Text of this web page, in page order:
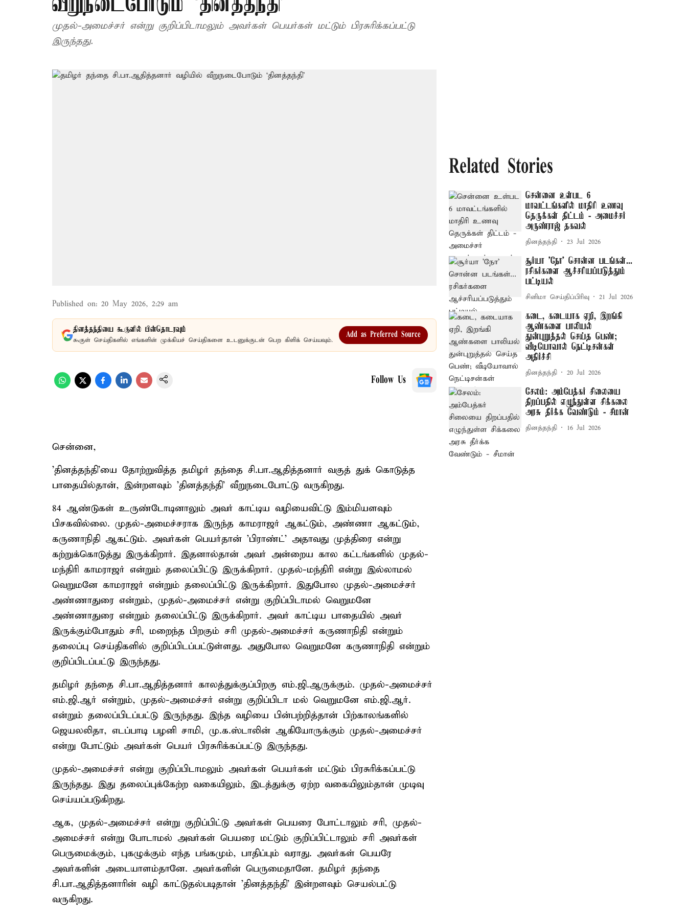
முதல்-அமைச்சர் என்று குறிப்பிடாமலும் அவர்கள் பெயர்கள் மட்டும் பிரசுரிக்கப்பட்டு
இருந்தது.
Published on: 20 May 2026, 2:29 am
தினத்தந்தியை கூகுளில் பின்தொடரவும்
கூகுள் செய்திகளில் எங்களின் முக்கியச் செய்திகளை உடனுக்குடன் பெற கிளிக் செய்யவும்.
Add as Preferred Source
Follow Us
சென்னை,
'தினத்தந்தி'யை தோற்றுவித்த தமிழர் தந்தை சி.பா.ஆதித்தனார் வகுத் துக் கொடுத்த
பாதையில்தான், இன்றளவும் 'தினத்தந்தி' வீறுநடைபோட்டு வருகிறது.
84 ஆண்டுகள் உருண்டோடினாலும் அவர் காட்டிய வழியைவிட்டு இம்மியளவும்
பிசகவில்லை. முதல்-அமைச்சராக இருந்த காமராஜர் ஆகட்டும், அண்ணா ஆகட்டும்,
கருணாநிதி ஆகட்டும். அவர்கள் பெயர்தான் 'பிராண்ட்' அதாவது முத்திரை என்று
கற்றுக்கொடுத்து இருக்கிறார். இதனால்தான் அவர் அன்றைய கால கட்டங்களில் முதல்-
மந்திரி காமராஜர் என்றும் தலைப்பிட்டு இருக்கிறார். முதல்-மந்திரி என்று இல்லாமல்
வெறுமனே காமராஜர் என்றும் தலைப்பிட்டு இருக்கிறார். இதுபோல முதல்-அமைச்சர்
அண்ணாதுரை என்றும், முதல்-அமைச்சர் என்று குறிப்பிடாமல் வெறுமனே
அண்ணாதுரை என்றும் தலைப்பிட்டு இருக்கிறார். அவர் காட்டிய பாதையில் அவர்
இருக்கும்போதும் சரி, மறைந்த பிறகும் சரி முதல்-அமைச்சர் கருணாநிதி என்றும்
தலைப்பு செய்திகளில் குறிப்பிடப்பட்டுள்ளது. அதுபோல வெறுமனே கருணாநிதி என்றும்
குறிப்பிடப்பட்டு இருந்தது.
தமிழர் தந்தை சி.பா.ஆதித்தனார் காலத்துக்குப்பிறகு எம்.ஜி.ஆருக்கும். முதல்-அமைச்சர்
எம்.ஜி.ஆர் என்றும், முதல்-அமைச்சர் என்று குறிப்பிடா மல் வெறுமனே எம்.ஜி.ஆர்.
என்றும் தலைப்பிடப்பட்டு இருந்தது. இந்த வழியை பின்பற்றித்தான் பிற்காலங்களில்
ஜெயலலிதா, எடப்பாடி பழனி சாமி, மு.க.ஸ்டாலின் ஆகியோருக்கும் முதல்-அமைச்சர்
என்று போட்டும் அவர்கள் பெயர் பிரசுரிக்கப்பட்டு இருந்தது.
முதல்-அமைச்சர் என்று குறிப்பிடாமலும் அவர்கள் பெயர்கள் மட்டும் பிரசுரிக்கப்பட்டு
இருந்தது. இது தலைப்புக்கேற்ற வகையிலும், இடத்துக்கு ஏற்ற வகையிலும்தான் முடிவு
செய்யப்படுகிறது.
ஆக, முதல்-அமைச்சர் என்று குறிப்பிட்டு அவர்கள் பெயரை போட்டாலும் சரி, முதல்-
அமைச்சர் என்று போடாமல் அவர்கள் பெயரை மட்டும் குறிப்பிட்டாலும் சரி அவர்கள்
பெருமைக்கும், புகழுக்கும் எந்த பங்கமும், பாதிப்பும் வராது. அவர்கள் பெயரே
அவர்களின் அடையாளம்தானே. அவர்களின் பெருமைதானே. தமிழர் தந்தை
சி.பா.ஆதித்தனாரின் வழி காட்டுதல்படிதான் 'தினத்தந்தி' இன்றளவும் செயல்பட்டு
வருகிறது.
Related Stories
சென்னை உள்பட 6
மாவட்டங்களில் மாதிரி உணவு
தெருக்கள் திட்டம் - அமைச்சர்
அருண்ராஜ் தகவல்
தினத்தந்தி 23 Jul 2026
சூர்யா 'நோ' சொன்ன படங்கள்...
ரசிகர்களை ஆச்சரியப்படுத்தும்
பட்டியல்
சினிமா செய்திப்பிரிவு 21 Jul 2026
கடை, கடையாக ஏறி, இறங்கி
ஆண்களை பாலியல்
துன்புறுத்தல் செய்த பெண்;
வீடியோவால் நெட்டிசன்கள்
அதிர்ச்சி
தினத்தந்தி 20 Jul 2026
சேலம்: அம்பேத்கர் சிலையை
திறப்பதில் எழுந்துள்ள சிக்கலை
அரசு தீர்க்க வேண்டும் - சீமான்
தினத்தந்தி 16 Jul 2026